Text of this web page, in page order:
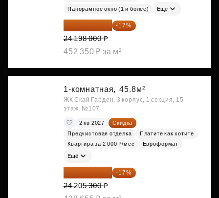
Панорамное окно (1 и более) Ещё
20 084 340 ₽ -17%
24 198 000 ₽
452 350 ₽ за м²
1-комнатная, 45.8м²
ЖК Скай Гарден, 3 корпус, 1 секция, 15
этаж, №107
2 кв 2027
Скидка
Предчистовая отделка
Платите как хотите
Квартира за 2 000 ₽/мес
Евроформат
Ещё
20 090 399 ₽ -17%
24 205 300 ₽